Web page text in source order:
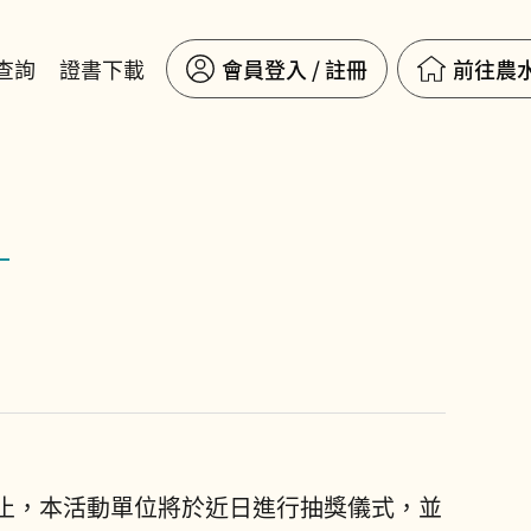
詢 證書下載 會員登入 / 註冊 前往農
本活動單位將於近日進行抽獎儀式，並